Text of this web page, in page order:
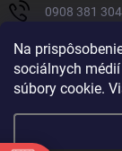
Na
sociálnych
súbory cookie.
0908 381 304
0908 381 304
Facebook